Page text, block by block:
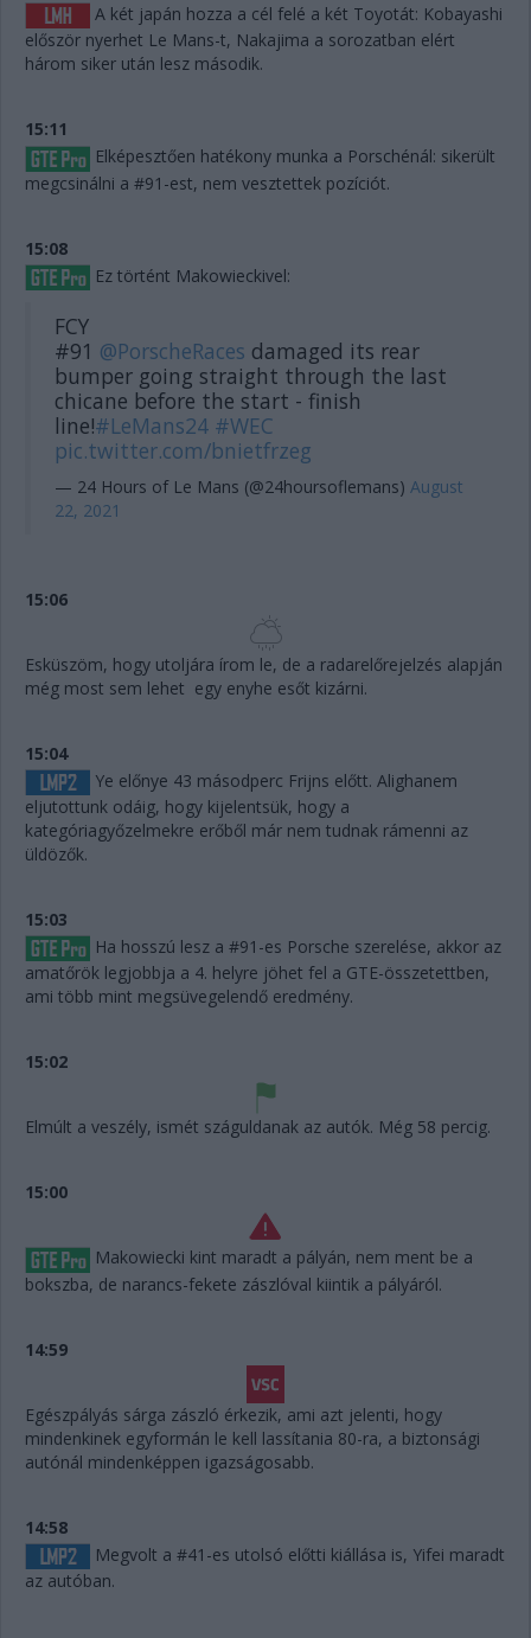
A két japán hozza a cél felé a két Toyotát: Kobayashi
először nyerhet Le Mans-t, Nakajima a sorozatban elért
három siker után lesz második.
15:11
Elképesztően hatékony munka a Porschénál: sikerült
megcsinálni a #91-est, nem vesztettek pozíciót.
15:08
Ez történt Makowieckivel:
FCY
#91 @PorscheRaces damaged its rear
bumper going straight through the last
chicane before the start - finish
line!#LeMans24 #WEC
pic.twitter.com/bnietfrzeg
— 24 Hours of Le Mans (@24hoursoflemans) August
22, 2021
15:06
Esküszöm, hogy utoljára írom le, de a radarelőrejelzés alapján
még most sem lehet egy enyhe esőt kizárni.
15:04
Ye előnye 43 másodperc Frijns előtt. Alighanem
eljutottunk odáig, hogy kijelentsük, hogy a
kategóriagyőzelmekre erőből már nem tudnak rámenni az
üldözők.
15:03
Ha hosszú lesz a #91-es Porsche szerelése, akkor az
amatőrök legjobbja a 4. helyre jöhet fel a GTE-összetettben,
ami több mint megsüvegelendő eredmény.
15:02
Elmúlt a veszély, ismét száguldanak az autók. Még 58 percig.
15:00
Makowiecki kint maradt a pályán, nem ment be a
bokszba, de narancs-fekete zászlóval kiintik a pályáról.
14:59
Egészpályás sárga zászló érkezik, ami azt jelenti, hogy
mindenkinek egyformán le kell lassítania 80-ra, a biztonsági
autónál mindenképpen igazságosabb.
14:58
Megvolt a #41-es utolsó előtti kiállása is, Yifei maradt
az autóban.